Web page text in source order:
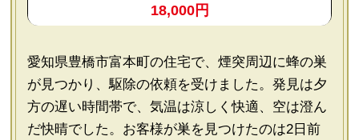
18,000円
愛知県豊橋市富本町の住宅で、煙突周辺に蜂の巣
が見つかり、駆除の依頼を受けました。発見は夕
方の遅い時間帯で、気温は涼しく快適、空は澄ん
だ快晴でした。お客様が巣を見つけたのは2日前